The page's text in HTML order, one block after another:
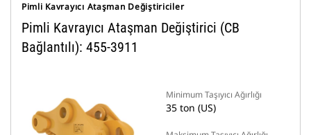
Pimli Kavrayıcı Ataşman Değiştiriciler
Pimli Kavrayıcı Ataşman Değiştirici (CB
Bağlantılı): 455-3911
Minimum Taşıyıcı Ağırlığı
35 ton (US)